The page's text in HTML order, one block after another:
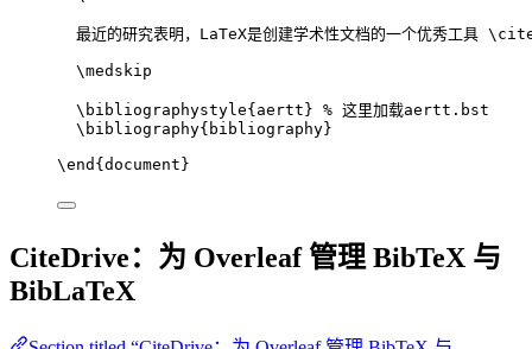
最近的研究表明，LaTeX是创建学术性文档的一个优秀工具
\medskip
\bibliographystyle{aertt} % 这里加载aertt.bst
\bibliography{bibliography}
\end { document }
CiteDrive：为 Overleaf 管理 BibTeX 与
BibLaTeX